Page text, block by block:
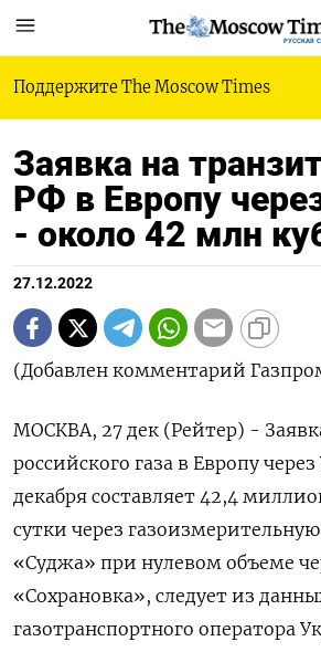
РУССКАЯ
Поддержите The Moscow Times
Заявка на
РФ в Европу
- около 42 млн
27.12.2022
(Добавлен комментарий
МОСКВА, 27 дек (Рейтер) -
российского газа в Европу
декабря составляет 42,4
сутки через
«Суджа» при нулевом объеме
«Сохрановка», следует из
газотранспортного оператора